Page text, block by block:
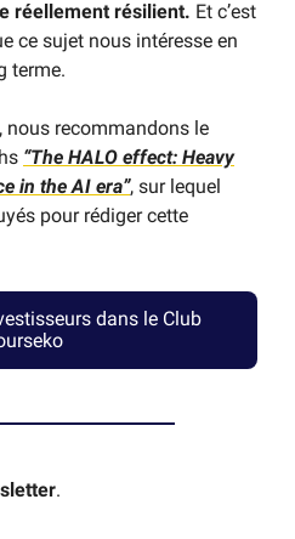
réellement résilient. Et c’est
ce sujet nous intéresse en
terme.
nous recommandons le
“The HALO effect: Heavy
in the AI era”, sur lequel
pour rédiger cette
dans le Club
.